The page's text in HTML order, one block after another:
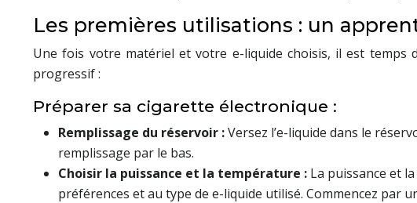
Les premières utilisations : un
Une fois votre matériel et votre e-liquide choisis, il est temps
progressif :
Préparer sa cigarette électronique :
Remplissage du réservoir :Versez l’e-liquide dans le
remplissage par le bas.
Choisir la puissance et la température : La puissance et
préférences et au type de e-liquide utilisé. Commencez